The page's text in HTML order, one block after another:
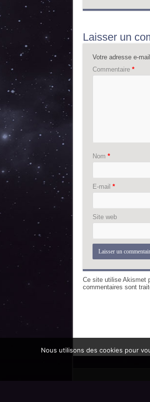
Laisser un
Votre adresse e-
Commentaire *
Nom *
E-mail *
Site web
Ce site utilise Akismet
commentaires sont
Nous utilisons des cookies pour